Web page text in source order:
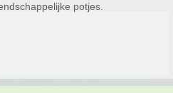
potjes.